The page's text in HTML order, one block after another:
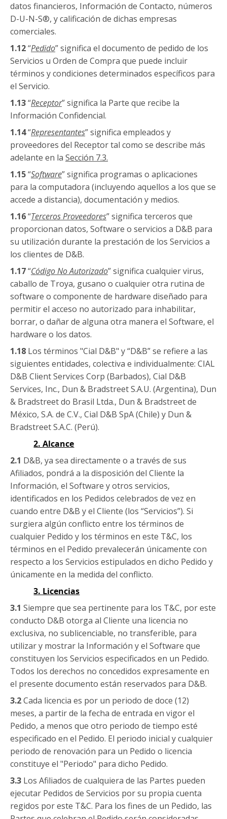
datos financieros, Información de Contacto, números
D-U-N-S®, y calificación de dichas empresas
comerciales.
1.12“Pedido” significa el documento de pedido de los
Servicios u Orden de Compra que puede incluir
términos y condiciones determinados específicos para
el Servicio.
1.13“Receptor” significa la Parte que recibe la
Información Confidencial.
1.14“Representantes” significa empleados y
proveedores del Receptor tal como se describe más
adelante en la Sección 7.3.
1.15“Software” significa programas o aplicaciones
para la computadora (incluyendo aquellos a los que se
accede a distancia), documentación y medios.
1.16“Terceros Proveedores” significa terceros que
proporcionan datos, Software o servicios a D&B para
su utilización durante la prestación de los Servicios a
los clientes de D&B.
1.17“Código No Autorizado” significa cualquier virus,
caballo de Troya, gusano o cualquier otra rutina de
software o componente de hardware diseñado para
permitir el acceso no autorizado para inhabilitar,
borrar, o dañar de alguna otra manera el Software, el
hardware o los datos.
1.18 Los términos "Cial D&B" y “D&B” se refiere a las
siguientes entidades, colectiva e individualmente: CIAL
D&B Client Services Corp (Barbados), Cial D&B
Services, Inc., Dun & Bradstreet S.A.U. (Argentina), Dun
& Bradstreet do Brasil Ltda., Dun & Bradstreet de
México, S.A. de C.V., Cial D&B SpA (Chile) y Dun &
Bradstreet S.A.C. (Perú).
2. Alcance
2.1 D&B, ya sea directamente o a través de sus
Afiliados, pondrá a la disposición del Cliente la
Información, el Software y otros servicios,
identificados en los Pedidos celebrados de vez en
cuando entre D&B y el Cliente (los “Servicios”). Si
surgiera algún conflicto entre los términos de
cualquier Pedido y los términos en este T&C, los
términos en el Pedido prevalecerán únicamente con
respecto a los Servicios estipulados en dicho Pedido y
únicamente en la medida del conflicto.
3. Licencias
3.1 Siempre que sea pertinente para los T&C, por este
conducto D&B otorga al Cliente una licencia no
exclusiva, no sublicenciable, no transferible, para
utilizar y mostrar la Información y el Software que
constituyen los Servicios especificados en un Pedido.
Todos los derechos no concedidos expresamente en
el presente documento están reservados para D&B.
3.2Cada licencia es por un periodo de doce (12)
meses, a partir de la fecha de entrada en vigor el
Pedido, a menos que otro periodo de tiempo esté
especificado en el Pedido. El periodo inicial y cualquier
periodo de renovación para un Pedido o licencia
constituye el "Periodo" para dicho Pedido.
3.3 Los Afiliados de cualquiera de las Partes pueden
ejecutar Pedidos de Servicios por su propia cuenta
regidos por este T&C. Para los fines de un Pedido, las